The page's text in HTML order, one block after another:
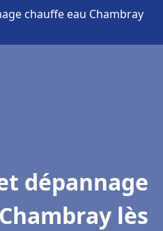
chauffe eau Chambray
dépannage
lès